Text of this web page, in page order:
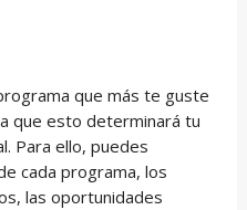
que más te guste
que esto determinará tu
Para ello, puedes
cada programa, los
las oportunidades